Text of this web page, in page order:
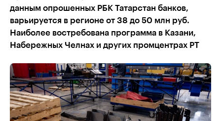
данным опрошенных РБК Татарстан банков,
варьируется в регионе от 38 до 50 млн руб.
Наиболее востребована программа в Казани,
Набережных Челнах и других промцентрах РТ